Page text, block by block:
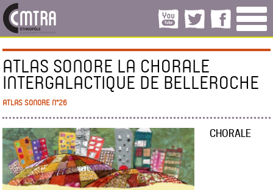
ATLAS SONORE LA CHORALE
INTERGALACTIQUE DE BELLEROCHE
ATLAS SONORE N°26
CHORALE